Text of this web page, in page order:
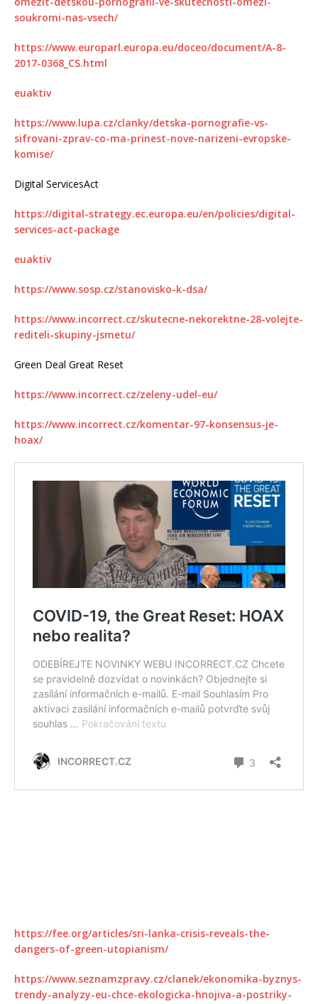
soukromi-nas-vsech/
https://www.europarl.europa.eu/doceo/document/A-8-
2017-0368_CS.html
euaktiv
https://www.lupa.cz/clanky/detska-pornografie-vs-
sifrovani-zprav-co-ma-prinest-nove-narizeni-evropske-
komise/
Digital ServicesAct
https://digital-strategy.ec.europa.eu/en/policies/digital-
services-act-package
euaktiv
https://www.sosp.cz/stanovisko-k-dsa/
https://www.incorrect.cz/skutecne-nekorektne-28-volejte-
rediteli-skupiny-jsmetu/
Green Deal Great Reset
https://www.incorrect.cz/zeleny-udel-eu/
https://www.incorrect.cz/komentar-97-konsensus-je-
hoax/
https://fee.org/articles/sri-lanka-crisis-reveals-the-
dangers-of-green-utopianism/
https://www.seznamzpravy.cz/clanek/ekonomika-byznys-
trendy-analyzy-eu-chce-ekologicka-hnojiva-a-postriky-